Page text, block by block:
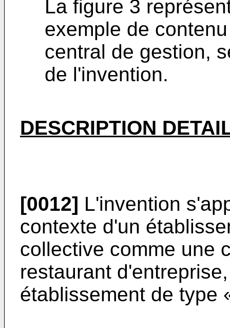
La figure 3
exemple de
central de gestion,
de l'invention.
DESCRIPTION
[0012] L'invention
contexte d'un
collective comme une
restaurant
établissement de type